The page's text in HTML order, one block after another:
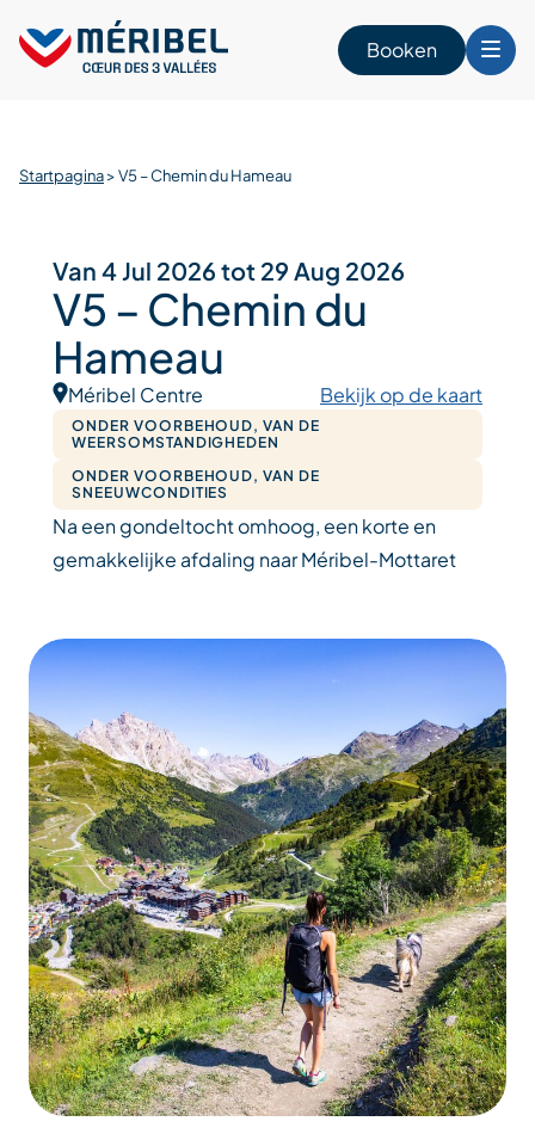
content
Booken
Startpagina>V5 – Chemin du Hameau
Van 4 Jul 2026 tot 29 Aug 2026
V5 – Chemin du
Hameau
Méribel Centre Bekijk op de kaart
ONDER VOORBEHOUD, VAN DE
WEERSOMSTANDIGHEDEN
ONDER VOORBEHOUD, VAN DE
SNEEUWCONDITIES
Na een gondeltocht omhoog, een korte en
gemakkelijke afdaling naar Méribel-Mottaret